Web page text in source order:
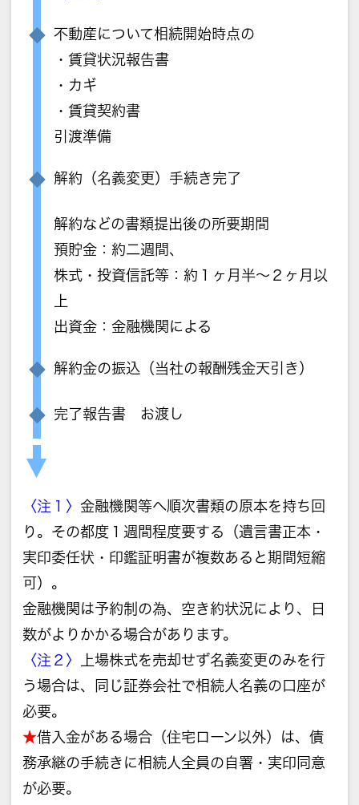
不動産について相続開始時点の
・賃貸状況報告書
・カギ
・賃貸契約書
引渡準備
解約（名義変更）手続き完了
解約などの書類提出後の所要期間
預貯金：約二週間、
株式・投資信託等：約１ヶ月半～２ヶ月以
上
出資金：金融機関による
解約金の振込（当社の報酬残金天引き）
完了報告書 お渡し
〈注１〉 金融機関等へ順次書類の原本を持ち回
り。その都度１週間程度要する（遺言書正本・
実印委任状・印鑑証明書が複数あると期間短縮
可）。
金融機関は予約制の為、空き約状況により、日
数がよりかかる場合があります。
〈注２〉
上場株式を売却せず名義変更のみを行
う場合は、同じ証券会社で相続人名義の口座が
必要。
★借入金がある場合（住宅ローン以外）は、債
務承継の手続きに相続人全員の自署・実印同意
が必要。